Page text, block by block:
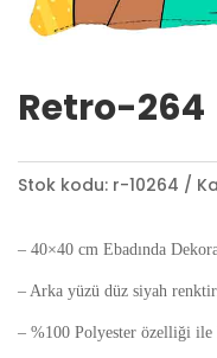
Retro-264
Stok kodu: r-10264
– 40×40 cm Ebadında
– Arka yüzü düz siyah
– %100 Polyester özelliği ile